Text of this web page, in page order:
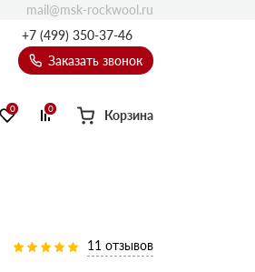
+7 (499) 350-37-46
Заказать звонок
0 0 Корзина
mail@msk-rockwool.ru
11 отзывов